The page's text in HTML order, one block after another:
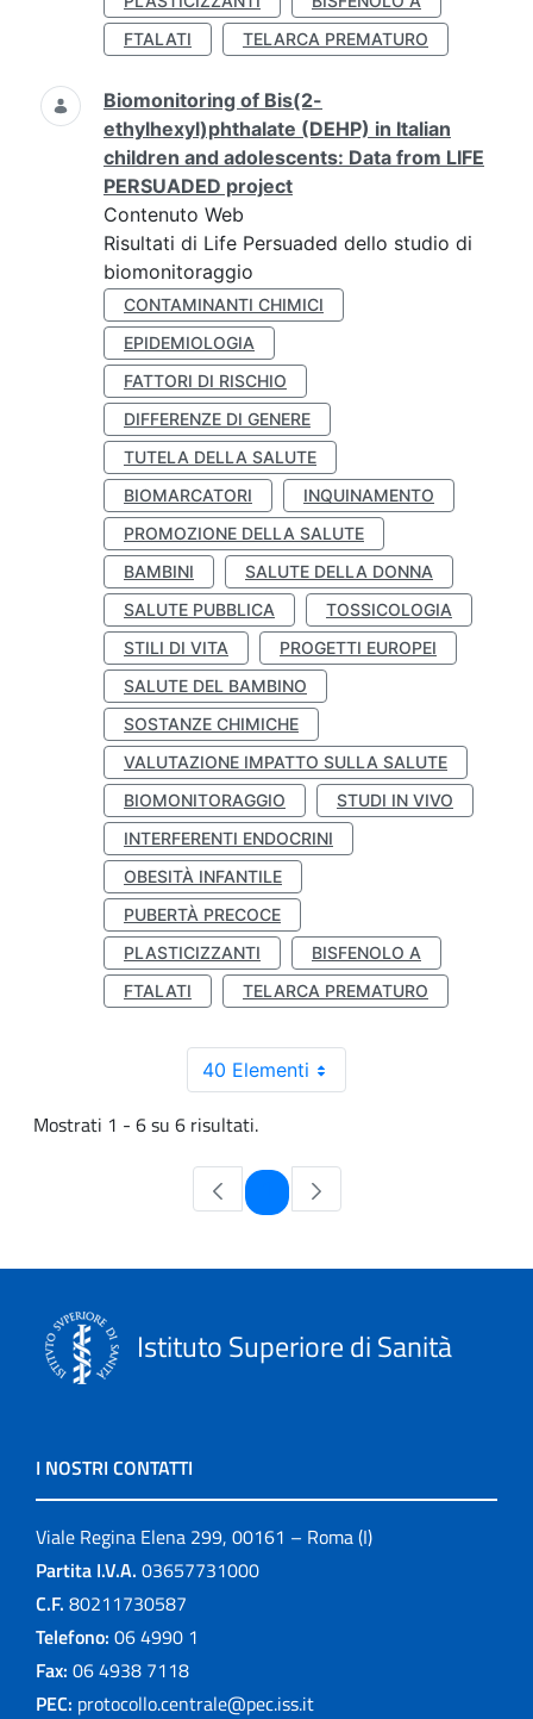
FTALATI
TELARCA PREMATURO
Biomonitoring of Bis(2-
ethylhexyl)phthalate (DEHP) in Italian
children and adolescents: Data from LIFE
PERSUADED project
Contenuto Web
Risultati di Life Persuaded dello studio di
biomonitoraggio
CONTAMINANTI CHIMICI
EPIDEMIOLOGIA
FATTORI DI RISCHIO
DIFFERENZE DI GENERE
TUTELA DELLA SALUTE
BIOMARCATORI
INQUINAMENTO
PROMOZIONE DELLA SALUTE
BAMBINI
SALUTE DELLA DONNA
SALUTE PUBBLICA
TOSSICOLOGIA
STILI DI VITA
PROGETTI EUROPEI
SALUTE DEL BAMBINO
SOSTANZE CHIMICHE
VALUTAZIONE IMPATTO SULLA SALUTE
BIOMONITORAGGIO
STUDI IN VIVO
INTERFERENTI ENDOCRINI
OBESITÀ INFANTILE
PUBERTÀ PRECOCE
PLASTICIZZANTI
BISFENOLO A
FTALATI
TELARCA PREMATURO
40 Elementi
Mostrati 1 - 6 su 6 risultati.
Pagina
Istituto Superiore di Sanità
I NOSTRI CONTATTI
Viale Regina Elena 299, 00161 – Roma (I)
Partita I.V.A. 03657731000
C.F. 80211730587
Telefono: 06 4990 1
Fax: 06 4938 7118
PEC: protocollo.centrale@pec.iss.it